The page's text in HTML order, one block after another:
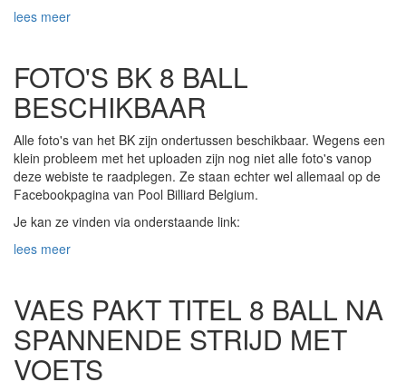
lees meer
FOTO'S BK 8 BALL
BESCHIKBAAR
Alle foto's van het BK zijn ondertussen beschikbaar. Wegens een
klein probleem met het uploaden zijn nog niet alle foto's vanop
deze webiste te raadplegen. Ze staan echter wel allemaal op de
Facebookpagina van Pool Billiard Belgium.
Je kan ze vinden via onderstaande link:
lees meer
VAES PAKT TITEL 8 BALL NA
SPANNENDE STRIJD MET
VOETS